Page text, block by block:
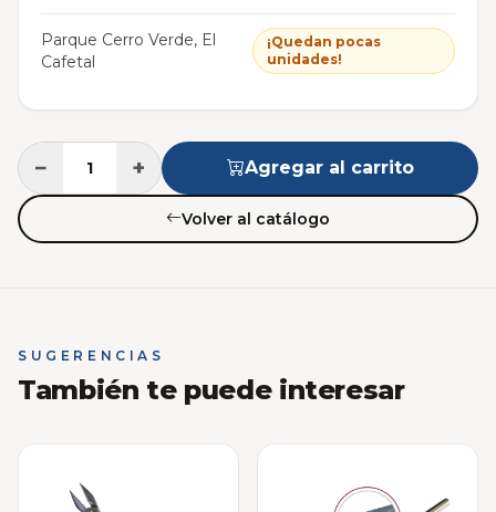
Parque Cerro Verde, El
Cafetal
¡Quedan pocas
unidades!
− + Agregar al carrito
Volver al catálogo
SUGERENCIAS
También te puede interesar